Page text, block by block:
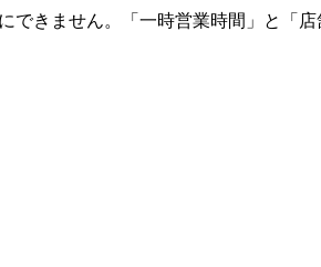
きません。「一時営業時間」と「